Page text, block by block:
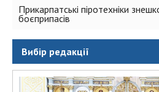
Прикарпатські піротехніки
боєприпасів
Вибір редакції